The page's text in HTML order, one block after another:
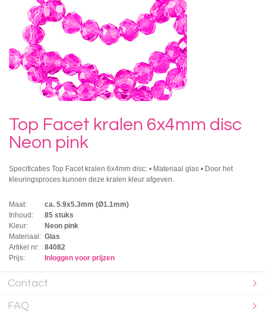
Top Facet kralen 6x4mm disc
Neon pink
Specificaties Top Facet kralen 6x4mm disc: • Materiaal glas • Door het
kleuringsproces kunnen deze kralen kleur afgeven.
Maat:
ca. 5.9x5.3mm (Ø1.1mm)
Inhoud:
85 stuks
Kleur:
Neon pink
Materiaal: Glas
Artikel nr:
84082
Prijs:
Inloggen voor prijzen
Contact
FAQ